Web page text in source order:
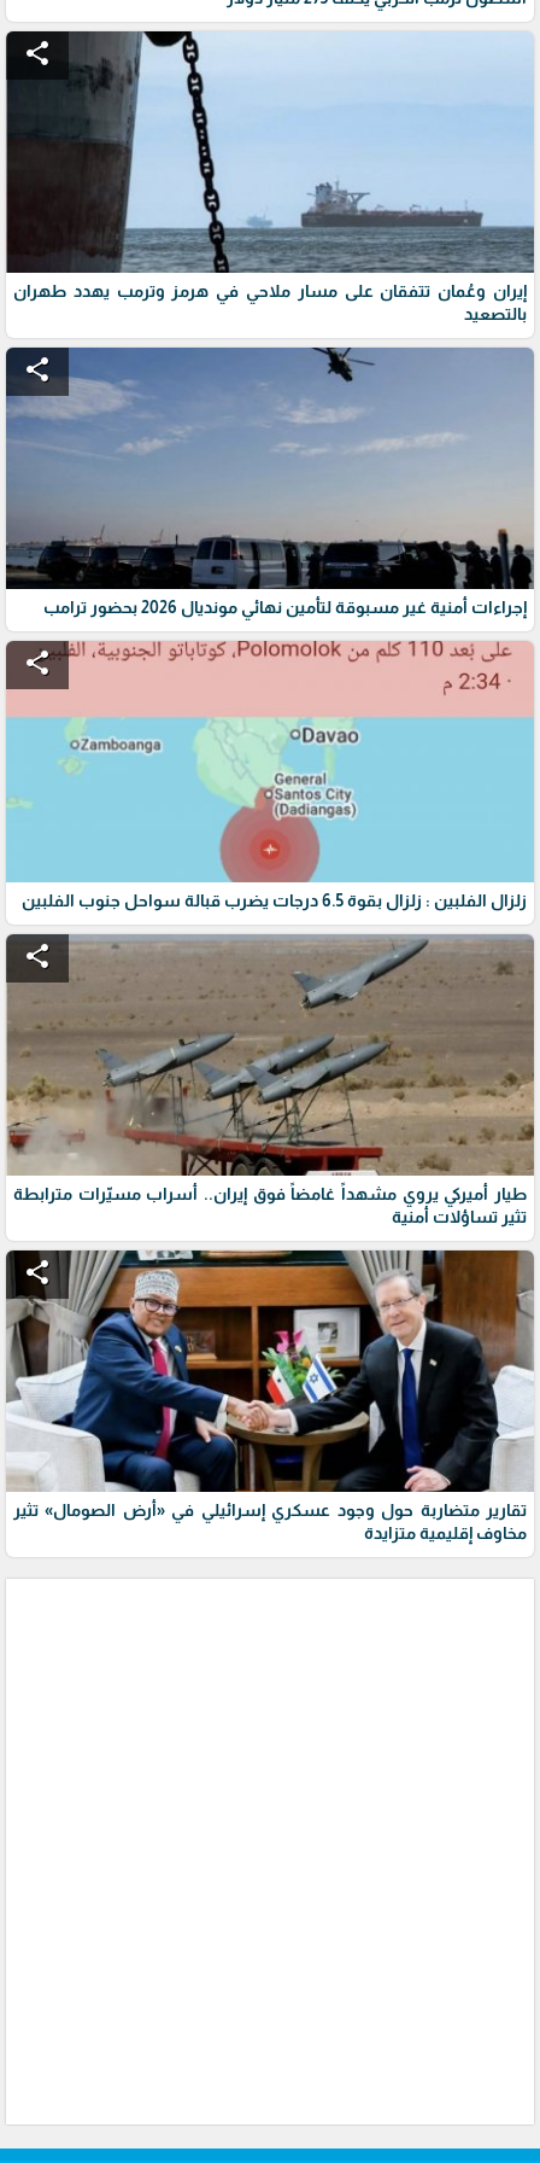
share
إيران وعُمان تتفقان على مسار ملاحي في هرمز وترمب يهدد طهران
بالتصعيد
share
إجراءات أمنية غير مسبوقة لتأمين نهائي مونديال 2026 بحضور ترامب
share
زلزال الفلبين : زلزال بقوة 6.5 درجات يضرب قبالة سواحل جنوب الفلبين
share
طيار أميركي يروي مشهداً غامضاً فوق إيران.. أسراب مسيّرات مترابطة
تثير تساؤلات أمنية
share
تقارير متضاربة حول وجود عسكري إسرائيلي في «أرض الصومال» تثير
مخاوف إقليمية متزايدة